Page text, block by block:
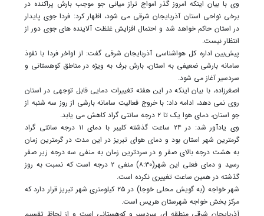
وی با بیان اینکه امروز گذر امواج تراز میانی جو موجب بارش پراکنده در
برخی نواحی استان آذربایجان شرقی می شود، اظهار کرد: فردا جوی پایدار
در استان حاکم خواهد شد و احتمال افزایش غلظت آلاینده های جوی دور از
انتظار نیست.
پیش‌بین اداره کل هواشناسی آذربایجان شرقی گفت: از اواخر فردا با نفوذ
سامانه بارشی ضعیفی به استان، بارش برف به ویژه در مناطق کوهستانی و
سردسیر آغاز می شود.
اصغرزاده، با بیان اینکه در این هفته تغییرات دمایی قابل توجهی در استان
روی نمی دهد، ادامه داد: با خروج فعالیت سامانه بارشی از روز سه شنبه از
جو استان، دمای هوا یک تا ۲ درجه سانتی گراد کاهش می یابد.
وی یادآور شد: در ۲۴ ساعت گذشته کلیبر با دمای ۱۱ درجه سانتی گراد
گرمترین شهر استان بود و دمای هوای تبریز در این مدت در گرمترین زمان
به هشت درجه بالای صفر و در سردترین زمان به منفی سه درجه زیر صفر
رسید و دمای فعلی این شهر(۸:۳۰) منفی ۲ درجه است که نسبت به روز
گذشته در همین ساعت تغییری نکرده است.
شهر خواجه (به گویش محلی خوجا) در ۲۵ کیلومتری شهر تبریز قرار دارد که
مرکز بخش خواجه شهرستان هریس است.